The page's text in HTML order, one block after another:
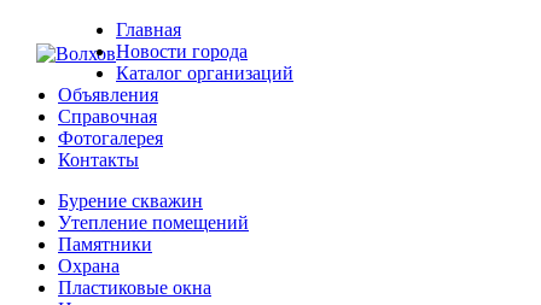
Главная
Новости города
Каталог организаций
Объявления
Справочная
Фотогалерея
Контакты
Бурение скважин
Утепление помещений
Памятники
Охрана
Пластиковые окна